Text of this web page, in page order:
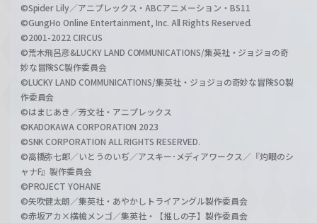
©Spider Lily／アニプレックス・ABCアニメーション・BS11
©GungHo Online Entertainment, Inc. All Rights Reserved.
©2001-2022 CIRCUS
©荒木飛呂彦&LUCKY LAND COMMUNICATIONS/集英社・ジョジョの奇
妙な冒険SC製作委員会
©LUCKY LAND COMMUNICATIONS/集英社・ジョジョの奇妙な冒険SO製
作委員会
©はまじあき／芳文社・アニプレックス
©KADOKAWA CORPORATION 2023
©SNK CORPORATION ALL RIGHTS RESERVED.
©高橋弥七郎／いとうのいぢ／アスキー･メディアワークス／『灼眼のシ
ャナF』製作委員会
©PROJECT YOHANE
©矢吹健太朗／集英社・あやかしトライアングル製作委員会
©赤坂アカ×横槍メンゴ／集英社・【推しの子】製作委員会